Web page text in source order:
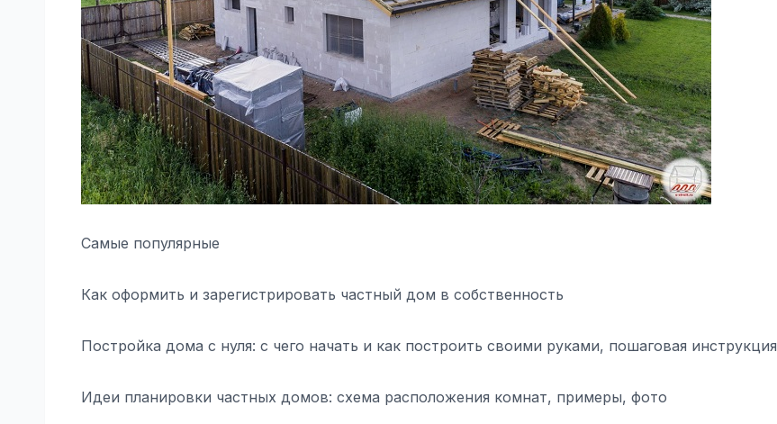
Самые популярные
Как оформить и зарегистрировать частный дом в собственность
Постройка дома с нуля: с чего начать и как построить своими руками, пошаговая инструкция
Идеи планировки частных домов: схема расположения комнат, примеры, фото